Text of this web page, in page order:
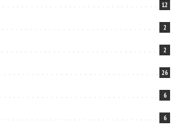
12
2
2
26
6
6